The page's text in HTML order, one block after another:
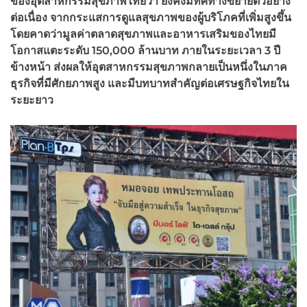
ต่อเนื่อง จากกระแสการดูแลสุขภาพของผู้บริโภคที่เพิ่มสูงขึ้น
โดยคาดว่ามูลค่าตลาดสุขภาพและอาหารเสริมของไทยมี
โอกาสแตะระดับ 150,000 ล้านบาท ภายในระยะเวลา 3 ปี
ข้างหน้า ส่งผลให้อุตสาหกรรมสุขภาพกลายเป็นหนึ่งในภาค
ธุรกิจที่มีศักยภาพสูง และมีบทบาทสำคัญต่อเศรษฐกิจไทยใน
ระยะยาว